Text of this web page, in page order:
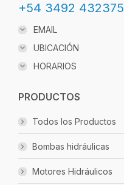
+54 3492 432375
EMAIL
UBICACIÓN
HORARIOS
PRODUCTOS
Todos los Productos
Bombas hidráulicas
Motores Hidráulicos